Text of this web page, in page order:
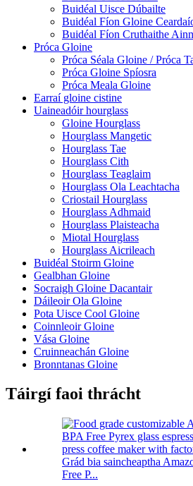
Buidéal Uisce Dúbailte
Buidéal Fíon Gloine
Buidéal Fíon Cruthaithe
Próca Gloine
Próca Séala Gloine / Próca
Próca Gloine Spíosra
Próca Meala Gloine
Earraí gloine cistine
Uaineadóir hourglass
Gloine Hourglass
Hourglass Mangetic
Hourglass Tae
Hourglass Cith
Hourglass Teaglaim
Hourglass Ola Leachtacha
Criostail Hourglass
Hourglass Adhmaid
Hourglass Plaisteacha
Miotal Hourglass
Hourglass Aicrileach
Buidéal Stoirm Gloine
Gealbhan Gloine
Socraigh Gloine Dacantair
Dáileoir Ola Gloine
Pota Uisce Cool Gloine
Coinnleoir Gloine
Vása Gloine
Cruinneachán Gloine
Bronntanas Gloine
Táirgí faoi thrácht
Grád bia saincheaptha
Free P...